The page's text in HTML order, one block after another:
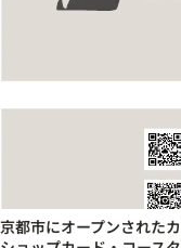
京都市にオープンされた